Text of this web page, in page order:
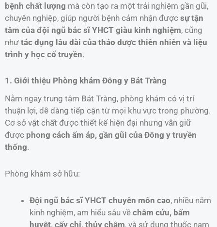
bệnh chất lượng mà còn tạo ra một trải nghiệm gần gũi,
chuyên nghiệp, giúp người bệnh cảm nhận được sự tận
tâm của đội ngũ bác sĩ YHCT giàu kinh nghiệm, cũng
như tác dụng lâu dài của thảo dược thiên nhiên và liệu
trình y học cổ truyền.
1. Giới thiệu Phòng khám Đông y Bát Tràng
Nằm ngay trung tâm Bát Tràng, phòng khám có vị trí
thuận lợi, dễ dàng tiếp cận từ mọi khu vực trong phường.
Cơ sở vật chất được thiết kế hiện đại nhưng vẫn giữ
được phong cách ấm áp, gần gũi của Đông y truyền
thống.
Phòng khám sở hữu:
Đội ngũ bác sĩ YHCT chuyên môn cao, nhiều năm
kinh nghiệm, am hiểu sâu về châm cứu, bấm
huyệt, cấy chỉ, thủy châm, và sử dụng thuốc nam